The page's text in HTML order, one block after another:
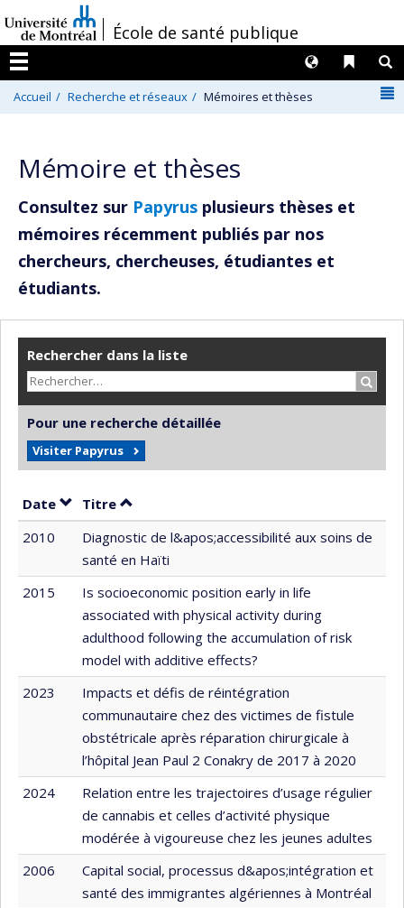
au
contenu
/École de santé publique
Menu
Liens
Langues
Accueil Recherche et réseaux Mémoires et thèses
Mémoire et thèses
Consultez sur Papyrus plusieurs thèses et
mémoires récemment publiés par nos
chercheurs, chercheuses, étudiantes et
étudiants.
Rechercher dans la liste
Pour une recherche détaillée
Visiter Papyrus
Date Trier par date en ordre croissant
Titre Trier par titre en ordre croissant
2010
Diagnostic de l&apos;accessibilité aux soins de
santé en Haïti
2015
Is socioeconomic position early in life
associated with physical activity during
adulthood following the accumulation of risk
model with additive effects?
2023
Impacts et défis de réintégration
communautaire chez des victimes de fistule
obstétricale après réparation chirurgicale à
l’hôpital Jean Paul 2 Conakry de 2017 à 2020
2024
Relation entre les trajectoires d’usage régulier
de cannabis et celles d’activité physique
modérée à vigoureuse chez les jeunes adultes
2006
Capital social, processus d&apos;intégration et
santé des immigrantes algériennes à Montréal